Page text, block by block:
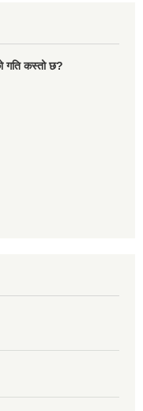
गति कस्तो छ?